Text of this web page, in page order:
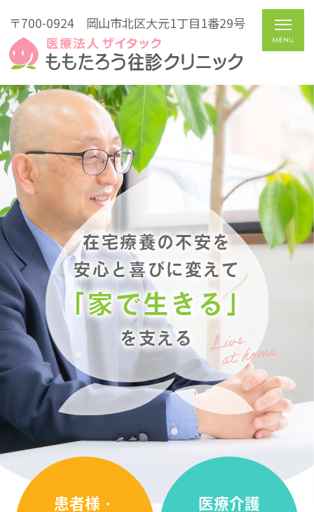
〒700-0924 岡山市北区大元1丁目1番29号
在宅療養の不安を
安心と喜びに変えて
「家で生きる」
を支える
患者様・
医療介護